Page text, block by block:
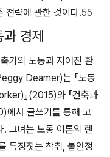
전략에 관한 것이다.55
경제
가의 노동과 지어진 환
Deamer)는 『노동
』(2015)와 『건축과
서 글쓰기를 통해 고
. 그녀는 노동 이론의 렌
특징짓는 착취, 불안정